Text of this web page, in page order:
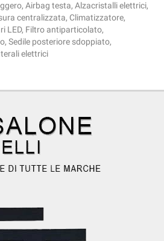
Airbag testa, Alzacristalli elettrici,
centralizzata, Climatizzatore,
LED, Filtro antiparticolato,
Sedile posteriore sdoppiato,
elettrici